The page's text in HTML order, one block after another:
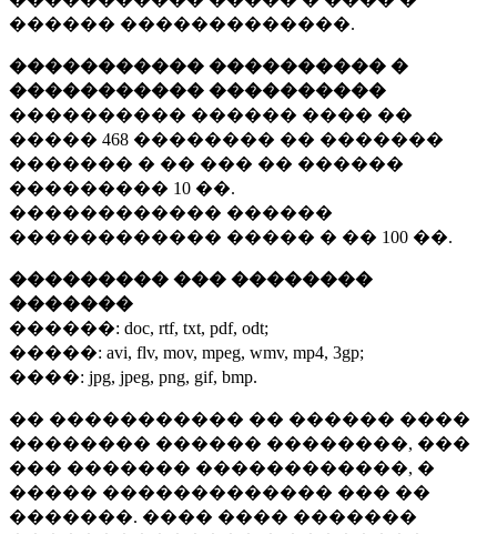
������ �������������.
����������� ���������� �
����������� ����������
���������� ������ ���� ��
����� 468 �������� �� �������
������� � �� ��� �� ������
��������� 10 ��.
������������ ������
������������ ����� � �� 100 ��.
��������� ��� ��������
�������
������: doc, rtf, txt, pdf, odt;
�����: avi, flv, mov, mpeg, wmv, mp4, 3gp;
����: jpg, jpeg, png, gif, bmp.
�� ����������� �� ������ ����
�������� ������ ��������, ���
��� ������� ������������, �
����� ������������� ��� ��
�������. ���� ���� �������